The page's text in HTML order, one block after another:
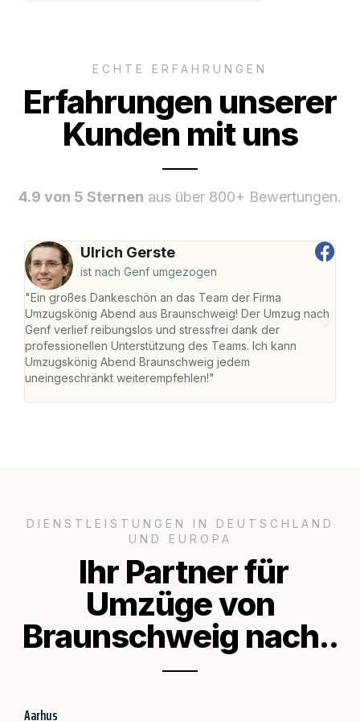
ECHTE ERFAHRUNGEN
Erfahrungen unserer
Kunden mit uns
4.9 von 5 Sternen aus über 800+ Bewertungen.
Ulrich Gerste
ist nach Genf umgezogen
"Ein großes Dankeschön an das Team der Firma
Umzugskönig Abend aus Braunschweig! Der Umzug nach
Genf verlief reibungslos und stressfrei dank der
professionellen Unterstützung des Teams. Ich kann
Umzugskönig Abend Braunschweig jedem
uneingeschränkt weiterempfehlen!"
DIENSTLEISTUNGEN IN DEUTSCHLAND
UND EUROPA
Ihr Partner für
Umzüge von
Braunschweig nach..
Aarhus